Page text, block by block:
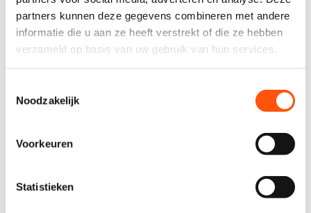
partners kunnen deze gegevens combineren met andere
informatie die u aan ze heeft verstrekt of die ze hebben
verzameld op basis van uw gebruik van hun services.
Noodzakelijk
Voorkeuren
Statistieken
vestiging alkmaar
Koelmalaan 350